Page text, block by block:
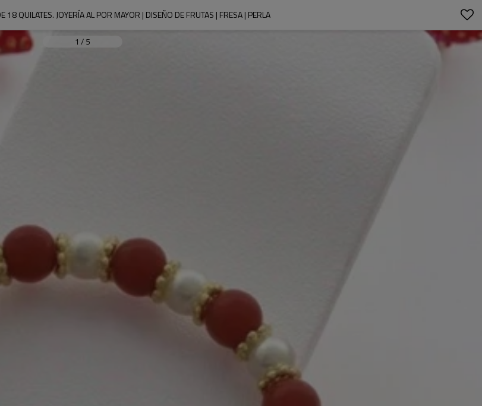
18 QUILATES. JOYERÍA AL POR MAYOR | DISEÑO DE FRUTAS | FRESA | PERLA
1 / 5